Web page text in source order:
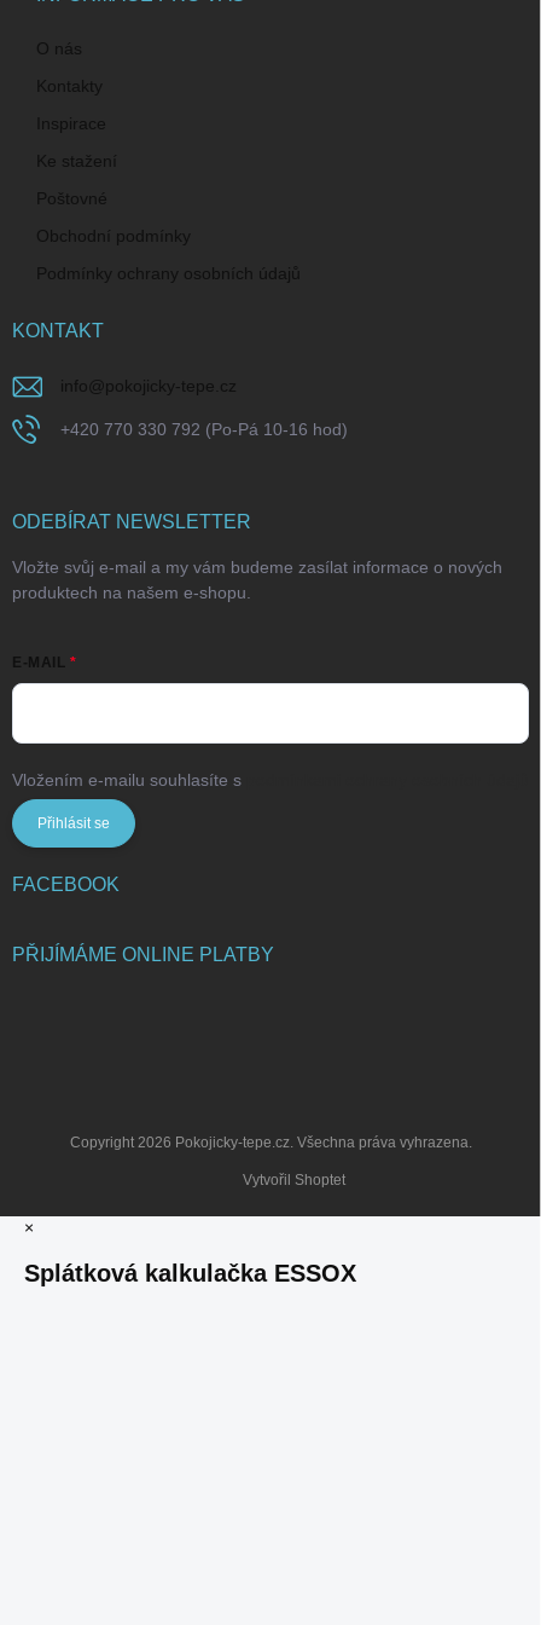
O nás
Kontakty
Inspirace
Ke stažení
Poštovné
Obchodní podmínky
Podmínky ochrany osobních údajů
KONTAKT
info @pokojicky-tepe.cz
+420 770 330 792 (Po-Pá 10-16 hod)
ODEBÍRAT NEWSLETTER
Vložte svůj e-mail a my vám budeme zasílat informace o nových
produktech na našem e-shopu.
E-MAIL
Vložením e-mailu souhlasíte s
Přihlásit se
FACEBOOK
PŘIJÍMÁME ONLINE PLATBY
Vytvořil Shoptet
Copyright 2026 Pokojicky-tepe.cz. Všechna práva vyhrazena.
×
Splátková kalkulačka ESSOX